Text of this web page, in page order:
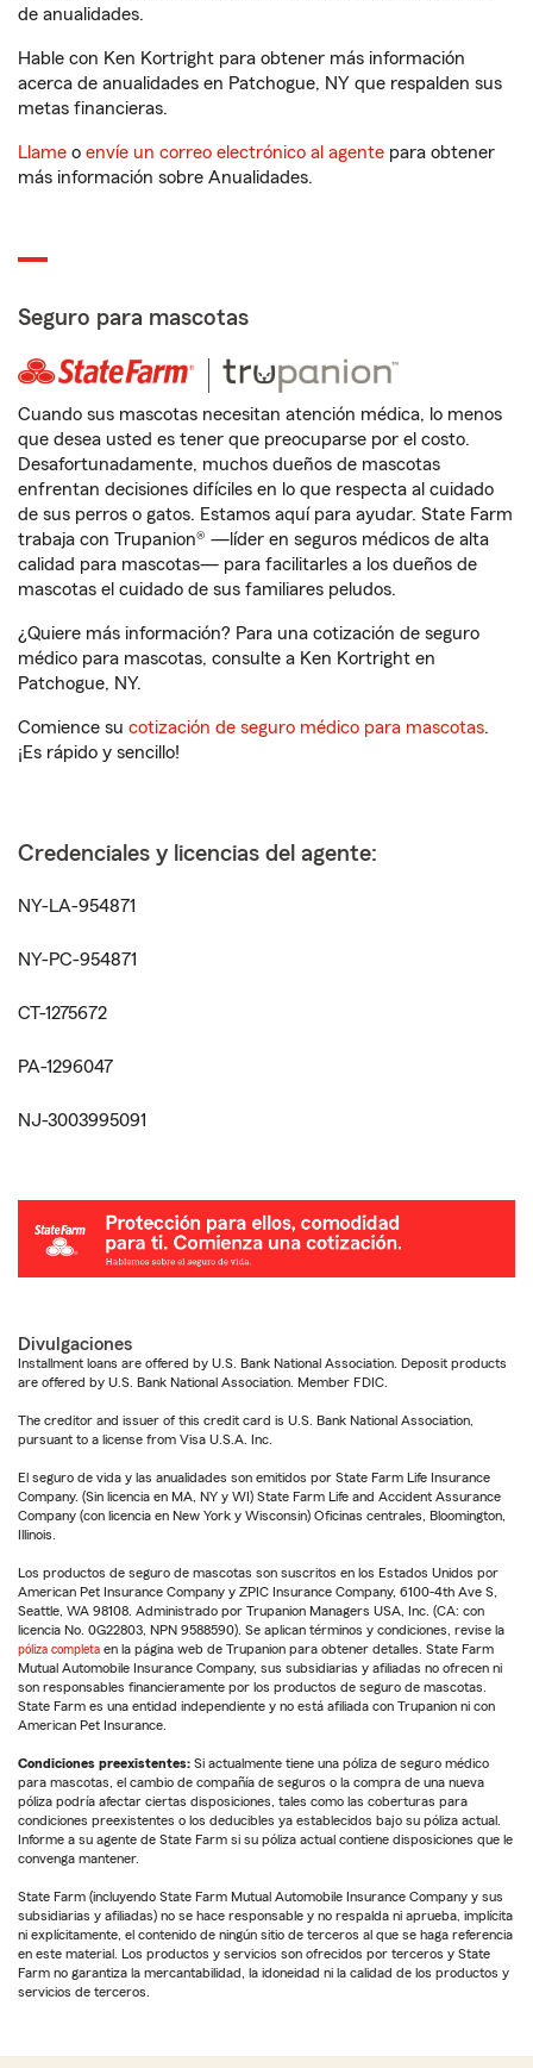
de anualidades.
Hable con Ken Kortright para obtener más información
acerca de anualidades en Patchogue, NY que respalden sus
metas financieras.
Llame o envíe un correo electrónico al agente para obtener
más información sobre Anualidades.
Seguro para mascotas
Cuando sus mascotas necesitan atención médica, lo menos
que desea usted es tener que preocuparse por el costo.
Desafortunadamente, muchos dueños de mascotas
enfrentan decisiones difíciles en lo que respecta al cuidado
de sus perros o gatos. Estamos aquí para ayudar. State Farm
trabaja con Trupanion® —líder en seguros médicos de alta
calidad para mascotas— para facilitarles a los dueños de
mascotas el cuidado de sus familiares peludos.
¿Quiere más información? Para una cotización de seguro
médico para mascotas, consulte a Ken Kortright en
Patchogue, NY.
Comience su cotización de seguro médico para mascotas.
¡Es rápido y sencillo!
Credenciales y licencias del agente:
NY-LA-954871
NY-PC-954871
CT-1275672
PA-1296047
NJ-3003995091
Divulgaciones
Installment loans are offered by U.S. Bank National Association. Deposit products
are offered by U.S. Bank National Association. Member FDIC.
The creditor and issuer of this credit card is U.S. Bank National Association,
pursuant to a license from Visa U.S.A. Inc.
El seguro de vida y las anualidades son emitidos por State Farm Life Insurance
Company. (Sin licencia en MA, NY y WI) State Farm Life and Accident Assurance
Company (con licencia en New York y Wisconsin) Oficinas centrales, Bloomington,
Illinois.
Los productos de seguro de mascotas son suscritos en los Estados Unidos por
American Pet Insurance Company y ZPIC Insurance Company, 6100-4th Ave S,
Seattle, WA 98108. Administrado por Trupanion Managers USA, Inc. (CA: con
licencia No. 0G22803, NPN 9588590). Se aplican términos y condiciones, revise la
póliza completa en la página web de Trupanion para obtener detalles. State Farm
Mutual Automobile Insurance Company, sus subsidiarias y afiliadas no ofrecen ni
son responsables financieramente por los productos de seguro de mascotas.
State Farm es una entidad independiente y no está afiliada con Trupanion ni con
American Pet Insurance.
Condiciones preexistentes: Si actualmente tiene una póliza de seguro médico
para mascotas, el cambio de compañía de seguros o la compra de una nueva
póliza podría afectar ciertas disposiciones, tales como las coberturas para
condiciones preexistentes o los deducibles ya establecidos bajo su póliza actual.
Informe a su agente de State Farm si su póliza actual contiene disposiciones que le
convenga mantener.
State Farm (incluyendo State Farm Mutual Automobile Insurance Company y sus
subsidiarias y afiliadas) no se hace responsable y no respalda ni aprueba, implícita
ni explícitamente, el contenido de ningún sitio de terceros al que se haga referencia
en este material. Los productos y servicios son ofrecidos por terceros y State
Farm no garantiza la mercantabilidad, la idoneidad ni la calidad de los productos y
servicios de terceros.